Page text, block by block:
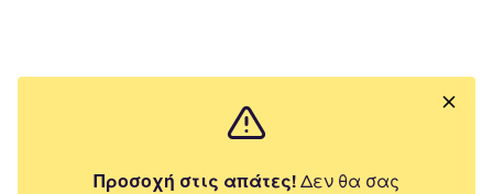
Προσοχή στις απάτες! Δεν θα σας